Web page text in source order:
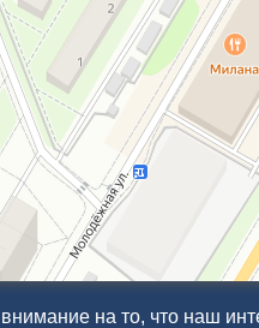
на то, что наш